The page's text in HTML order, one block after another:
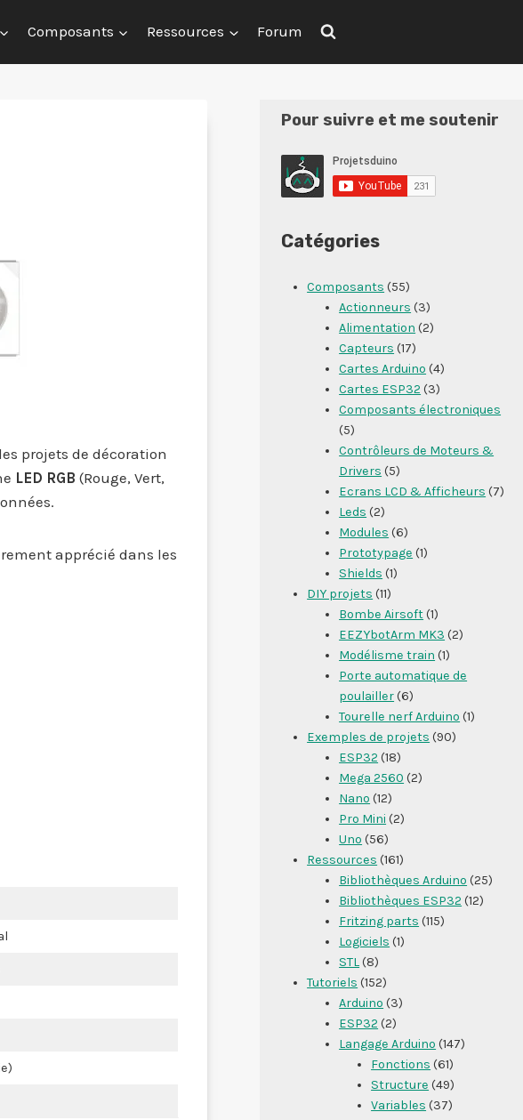
Composants Ressources Forum
projets de décoration
LED RGB (Rouge, Vert,
apprécié dans les
Pour suivre et me soutenir
Catégories
Composants (55)
Actionneurs (3)
Alimentation (2)
Capteurs (17)
Cartes Arduino (4)
Cartes ESP32 (3)
Composants électroniques
(5)
Contrôleurs de Moteurs &
Drivers (5)
Ecrans LCD & Afficheurs (7)
Leds (2)
Modules (6)
Prototypage (1)
Shields (1)
DIY projets (11)
Bombe Airsoft(1)
EEZYbotArm MK3 (2)
Modélisme train (1)
Porte automatique de
poulailler(6)
Tourelle nerf Arduino (1)
Exemples de projets (90)
ESP32 (18)
Mega 2560 (2)
Nano (12)
Pro Mini (2)
Uno (56)
Ressources (161)
Bibliothèques Arduino (25)
Bibliothèques ESP32 (12)
Fritzing parts (115)
Logiciels (1)
STL(8)
Tutoriels (152)
Arduino (3)
ESP32 (2)
Langage Arduino (147)
Fonctions (61)
Structure (49)
Variables (37)